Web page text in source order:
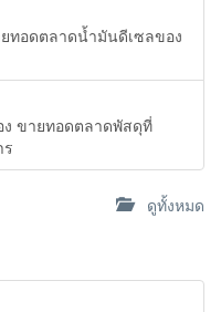
ทอดตลาดน้ำมันดีเซลของ
ง ขายทอดตลาดพัสดุที่
ดูทั้งหมด